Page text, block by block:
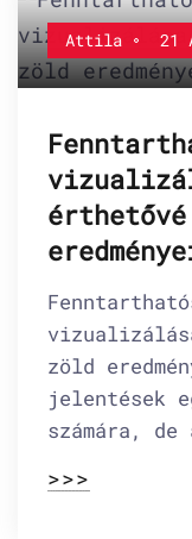
Attila 21
zöld
jelentések
számára,
>>>